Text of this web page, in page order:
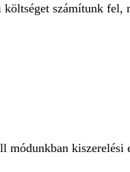
költséget számítunk fel,
módunkban kiszerelési